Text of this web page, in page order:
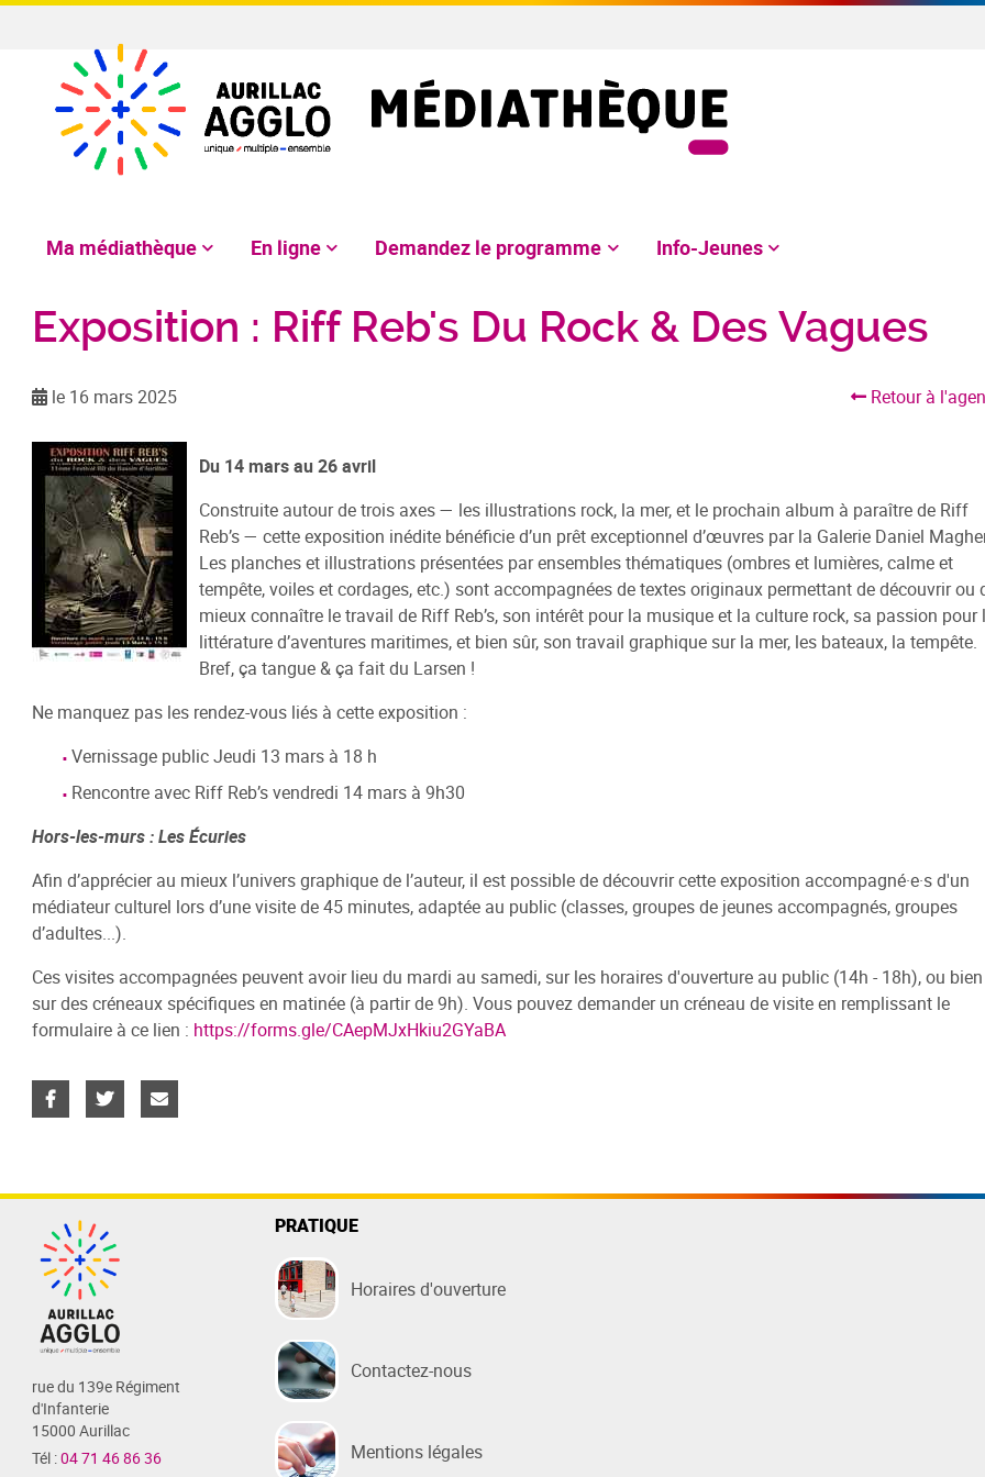
Ma médiathèque
Les Espaces
Littérature
Documentaires
Art, Image & Son
Ludothèque
Presse
S'inscrire et emprunter
Venir
Faire sa carte
Emprunter
Sur place
Groupes et scolaires
Médiathèques du réseau
Arpajon-sur-Cère
Jussac
Naucelles
En ligne
Numérique
La Médi@thèque Numérique (CVS)
Livres audio DAISY (EOLE)
Catalogues
Catalogue / compte lecteur
Catalogue médiathèque IEO -
Marcelle Delpastre
Catalogue Départemental
Sélections
Sites jeunesse
Demandez le programme
Lecture
Heure du Conte
De vives voix
Bande dessinée
Festival BD Aurillac Agglo
Autres rendez-vous
Expositions
Des rendez-vous toute
Info-Jeunes
Info-Jeunes
Présentation
Infos pratiques
Evènement
Journées Jobs
Réseau Info Jeunes
Recherche de logement
Site internet du réseau
Exposition : Riff Reb's Du Rock & Des Vagues
le 16 mars 2025 Retour à
Du 14 mars au 26 avril
Construite autour de trois axes — les illustrations rock, la mer, et le prochain album à paraître de Riff
Reb’s — cette exposition inédite bénéficie d’un prêt exceptionnel d’œuvres par la Galerie Daniel
Les planches et illustrations présentées par ensembles thématiques (ombres et lumières, calme et
tempête, voiles et cordages, etc.) sont accompagnées de textes originaux permettant de découvrir ou
mieux connaître le travail de Riff Reb’s, son intérêt pour la musique et la culture rock, sa passion pour
littérature d’aventures maritimes, et bien sûr, son travail graphique sur la mer, les bateaux, la tempête.
Bref, ça tangue & ça fait du Larsen !
Ne manquez pas les rendez-vous liés à cette exposition :
Vernissage public Jeudi 13 mars à 18 h
Rencontre avec Riff Reb’s vendredi 14 mars à 9h30
Hors-les-murs : Les Écuries
Afin d’apprécier au mieux l’univers graphique de l’auteur, il est possible de découvrir cette exposition accompagné·e·s d'un
médiateur culturel lors d’une visite de 45 minutes, adaptée au public (classes, groupes de jeunes accompagnés, groupes
d’adultes...).
Ces visites accompagnées peuvent avoir lieu du mardi au samedi, sur les horaires d'ouverture au public (14h - 18h), ou bien
sur des créneaux spécifiques en matinée (à partir de 9h). Vous pouvez demander un créneau de visite en remplissant le
formulaire à ce lien : https://forms.gle/CAepMJxHkiu2GYaBA
rue du 139e Régiment
d'Infanterie
15000 Aurillac
Tél :04 71 46 86 36
PRATIQUE
Horaires d'ouverture
Contactez-nous
Mentions légales